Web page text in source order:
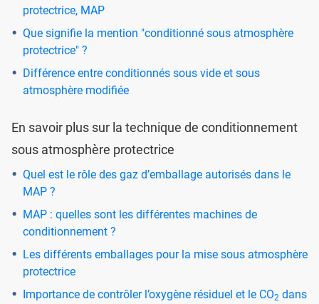
protectrice, MAP
Que signifie la mention "conditionné sous atmosphère
protectrice" ?
Différence entre conditionnés sous vide et sous
atmosphère modifiée
En savoir plus sur la technique de conditionnement
sous atmosphère protectrice
Quel est le rôle des gaz d’emballage autorisés dans le
MAP ?
MAP : quelles sont les différentes machines de
conditionnement ?
Les différents emballages pour la mise sous atmosphère
protectrice
Importance de contrôler l’oxygène résiduel et le CO2 dans